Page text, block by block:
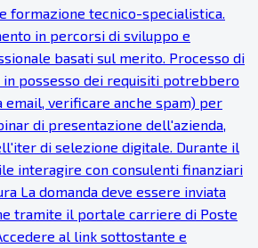
formazione tecnico-specialistica.
in percorsi di sviluppo e
basati sul merito. Processo di
in possesso dei requisiti potrebbero
verificare anche spam) per
di presentazione dell'azienda,
di selezione digitale. Durante il
interagire con consulenti finanziari
La domanda deve essere inviata
tramite il portale carriere di Poste
al link sottostante e